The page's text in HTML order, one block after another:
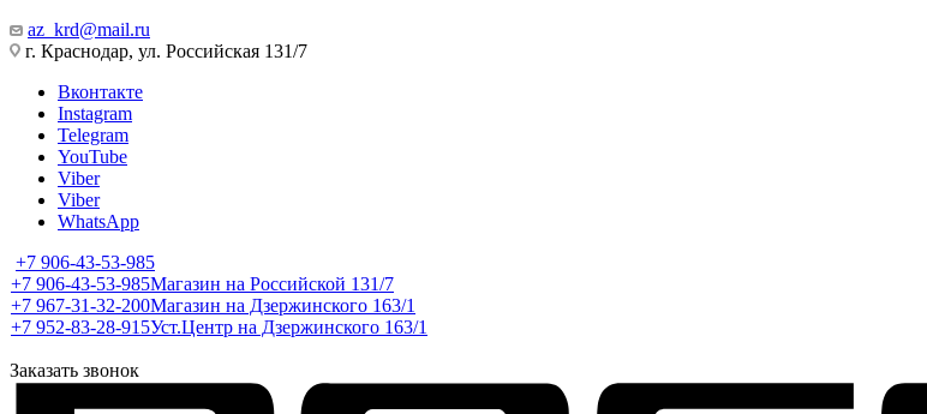
az_krd@mail.ru
г. Краснодар, ул. Российская 131/7
Вконтакте
Instagram
Telegram
YouTube
Viber
Viber
WhatsApp
+7 906-43-53-985
+7 906-43-53-985Магазин на Российской 131/7
+7 967-31-32-200Магазин на Дзержинского 163/1
+7 952-83-28-915Уст.Центр на Дзержинского 163/1
Заказать звонок